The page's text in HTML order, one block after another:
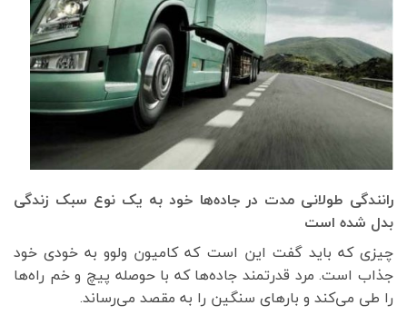
رانندگی طولانی مدت در جاده‌ها خود به یک نوع سبک زندگی
بدل شده است
چیزی که باید گفت این است که کامیون ولوو به خودی خود
جذاب است. مرد قدرتمند جاده‌ها که با حوصله پیچ و خم راه‌ها
را طی می‌کند و بارهای سنگین را به مقصد می‌رساند.